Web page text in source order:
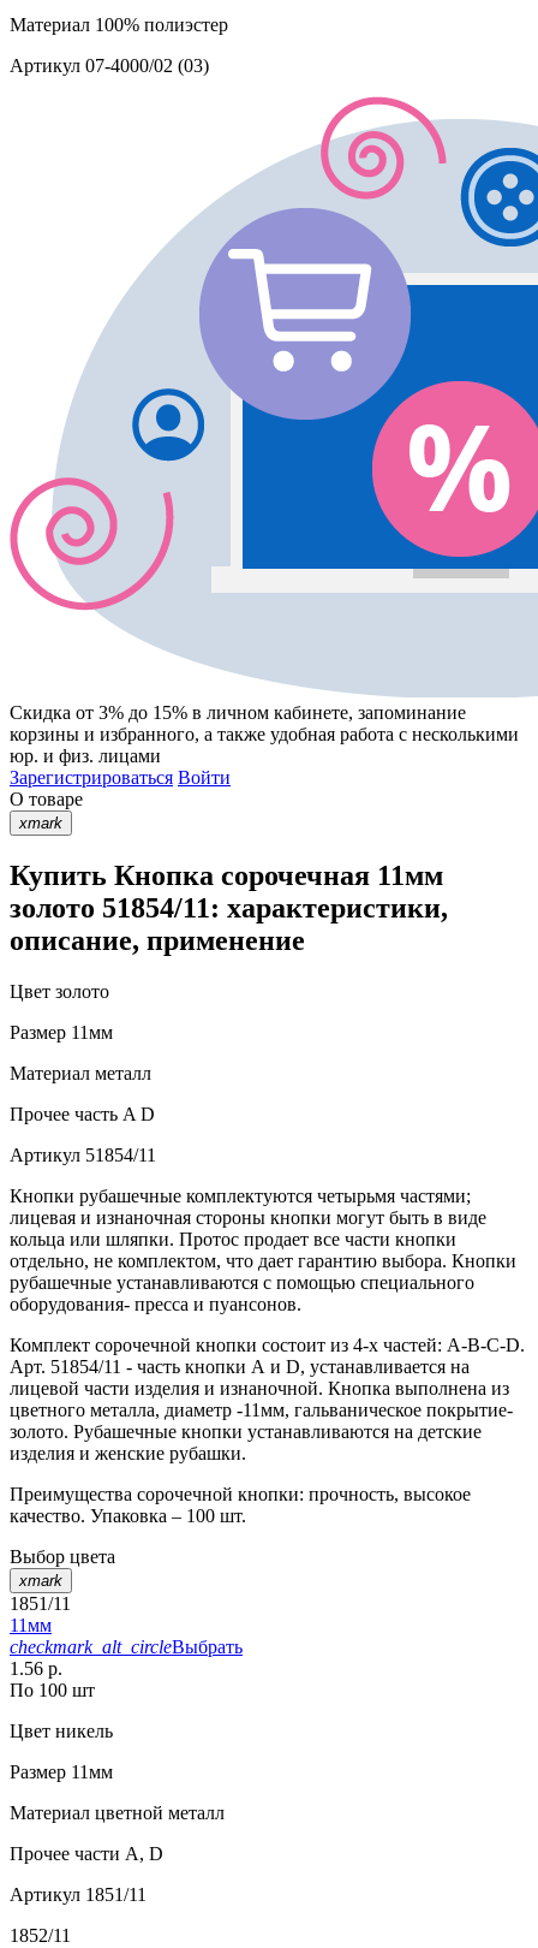
Материал 100% полиэстер
Артикул 07-4000/02 (03)
Скидка от 3% до 15% в личном кабинете, запоминание
корзины и избранного, а также удобная работа с несколькими
юр. и физ. лицами
Зарегистрироваться Войти
О товаре
xmark
Купить Кнопка сорочечная 11мм
золото 51854/11: характеристики,
описание, применение
Цвет золото
Размер 11мм
Материал металл
Прочее часть A D
Артикул 51854/11
Кнопки рубашечные комплектуются четырьмя частями;
лицевая и изнаночная стороны кнопки могут быть в виде
кольца или шляпки. Протос продает все части кнопки
отдельно, не комплектом, что дает гарантию выбора. Кнопки
рубашечные устанавливаются с помощью специального
оборудования- пресса и пуансонов.
Комплект сорочечной кнопки состоит из 4-х частей: А-В-С-D.
Арт. 51854/11 - часть кнопки А и D, устанавливается на
лицевой части изделия и изнаночной. Кнопка выполнена из
цветного металла, диаметр -11мм, гальваническое покрытие-
золото. Рубашечные кнопки устанавливаются на детские
изделия и женские рубашки.
Преимущества сорочечной кнопки: прочность, высокое
качество. Упаковка – 100 шт.
Выбор цвета
xmark
1851/11
11мм
checkmark_alt_circleВыбрать
1.56 р.
По 100 шт
Цвет никель
Размер 11мм
Материал цветной металл
Прочее части А, D
Артикул 1851/11
1852/11